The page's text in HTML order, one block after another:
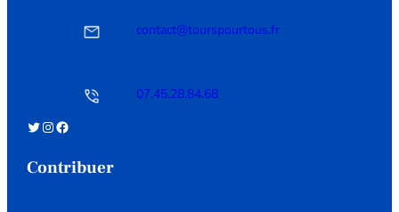
contact@tourspourtous.fr
07.45.28.84.68
Twitter InstagramFacebook
Contribuer